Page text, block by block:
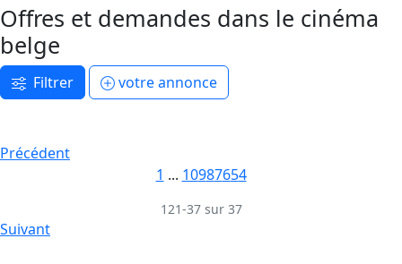
Offres et demandes dans le cinéma
belge
Filtrer votre annonce
Précédent
1 ... 10987654
121-37 sur 37
Suivant